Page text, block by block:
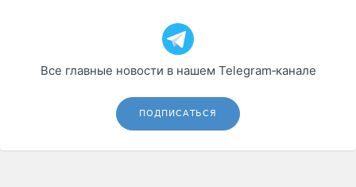
Все главные новости в нашем Telegram‑канале
ПОДПИСАТЬСЯ